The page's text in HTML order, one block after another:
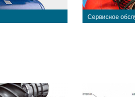
Сервисное